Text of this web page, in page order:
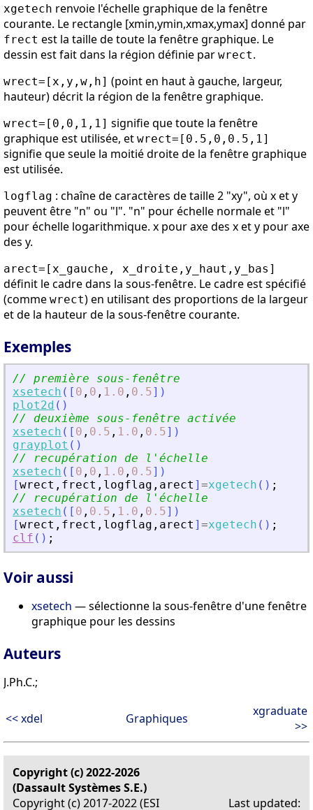
xgetech renvoie l'échelle graphique de la fenêtre
courante. Le rectangle [xmin,ymin,xmax,ymax] donné par
frect est la taille de toute la fenêtre graphique. Le
dessin est fait dans la région définie par wrect.
wrect=[x,y,w,h] (point en haut à gauche, largeur,
hauteur) décrit la région de la fenêtre graphique.
wrect=[0,0,1,1] signifie que toute la fenêtre
graphique est utilisée, et wrect=[0.5,0,0.5,1]
signifie que seule la moitié droite de la fenêtre graphique
est utilisée.
logflag : chaîne de caractères de taille 2 "xy", où x et y
peuvent être "n" ou "l". "n" pour échelle normale et "l"
pour échelle logarithmique. x pour axe des x et y pour axe
des y.
arect=[x_gauche, x_droite,y_haut,y_bas]
définit le cadre dans la sous-fenêtre. Le cadre est spécifié
(comme wrect) en utilisant des proportions de la largeur
et de la hauteur de la sous-fenêtre courante.
Exemples
// première sous-fenêtre
xsetech ( [ 0 , 0 , 1.0 , 0.5] )
plot2d ( )
// deuxième sous-fenêtre activée
xsetech ( [ 0 , 0.5 , 1.0 , 0.5] )
grayplot ( )
// recupération de l ' échelle
xsetech ( [ 0 , 0 , 1.0 , 0.5] )
[wrect , frect , logflag , arect ] =xgetech ( ) ;
// recupération de l ' échelle
xsetech ( [ 0 , 0.5 , 1.0 , 0.5] )
[wrect , frect , logflag , arect ] =xgetech ( ) ;
clf ( ) ;
Voir aussi
xsetech — sélectionne la sous-fenêtre d'une fenêtre
graphique pour les dessins
Auteurs
J.Ph.C.;
<< xdel Graphiques
xgraduate
>>
Copyright (c) 2022-2026
(Dassault Systèmes S.E.)
Copyright (c) 2017-2022 (ESI
Last updated: